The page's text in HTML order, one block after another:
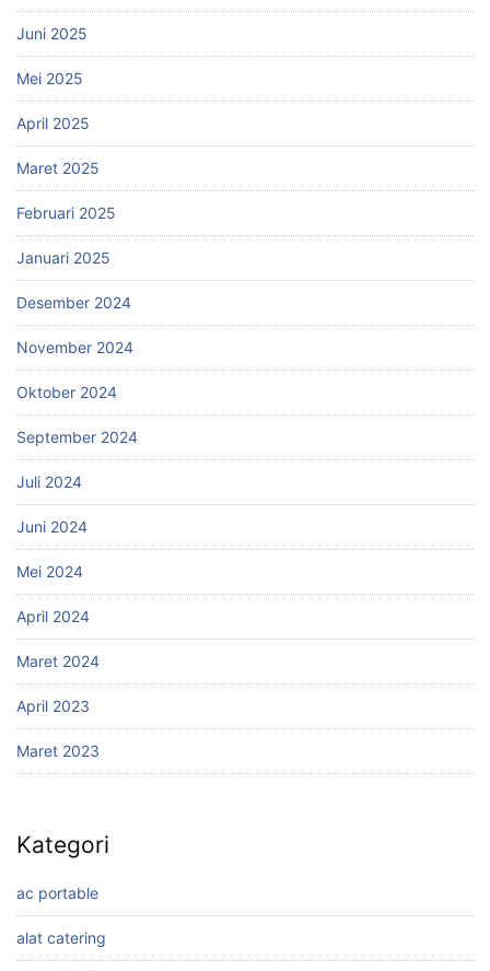
Juni 2025
Mei 2025
April 2025
Maret 2025
Februari 2025
Januari 2025
Desember 2024
November 2024
Oktober 2024
September 2024
Juli 2024
Juni 2024
Mei 2024
April 2024
Maret 2024
April 2023
Maret 2023
Kategori
ac portable
alat catering